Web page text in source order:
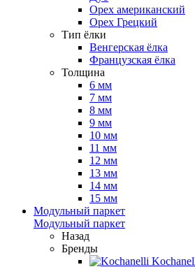
Орех американский
Орех Грецкий
Тип ёлки
Венгерская ёлка
Французская ёлка
Толщина
6 мм
7 мм
8 мм
9 мм
10 мм
11 мм
12 мм
13 мм
14 мм
15 мм
Модульный паркет
Модульный паркет
Назад
Бренды